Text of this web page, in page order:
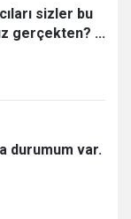
sizler bu
gerçekten? ...
durumum var.